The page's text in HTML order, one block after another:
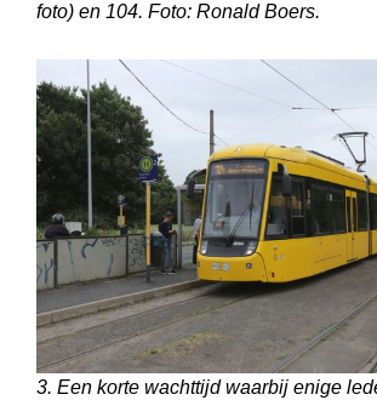
foto) en 104. Foto: Ronald Boers.
3. Een korte wachttijd waarbij enige